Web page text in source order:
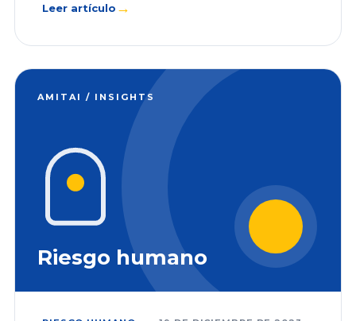
Leer artículo →
AMITAI / INSIGHTS
Riesgo humano